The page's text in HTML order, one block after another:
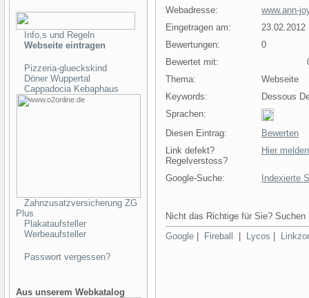
Info,s und Regeln
Webseite eintragen
Pizzeria-glueckskind
Döner Wuppertal
Cappadocia Kebaphaus
Zahnzusatzversicherung ZG
Plus
Plakataufsteller
Werbeaufsteller
Passwort vergessen?
Aus unserem Webkatalog
Webadresse:
www.ann-
Eingetragen am:
23.02.2012
Bewertungen:
0
Bewertet mit:
Thema:
Webseite
Keywords:
Dessous
Sprachen:
Diesen Eintrag:
Bewerten
Link defekt?
Regelverstoss?
Hier melden
Google-Suche: Indexierte
Nicht das Richtige für Sie?
Google
Fireball Lycos